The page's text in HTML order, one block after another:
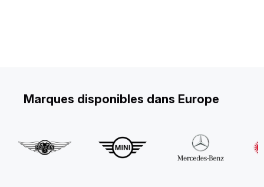
Marques disponibles dans Europe